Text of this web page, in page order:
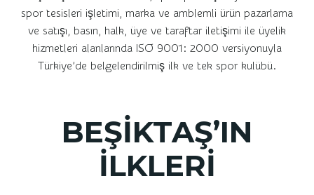
spor tesisleri işletimi, marka ve amblemli ürün pazarlama
ve satışı, basın, halk, üye ve taraftar iletişimi ile üyelik
hizmetleri alanlarında ISO 9001: 2000 versiyonuyla
Türkiye’de belgelendirilmiş ilk ve tek spor kulübü.
BEŞİKTAŞ’IN
İLKLERİ